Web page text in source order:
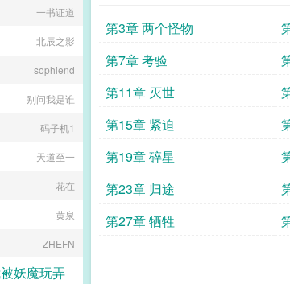
第3章 两个怪物
第7章 考验
第11章 灭世
第15章 紧迫
第19章 碎星
第23章 归途
第27章 牺牲
飞鱼丸子喵
一书证道
北辰之影
sophiend
别问我是谁
码子机1
天道至一
花在
黄泉
ZHEFN
妖魔玩弄